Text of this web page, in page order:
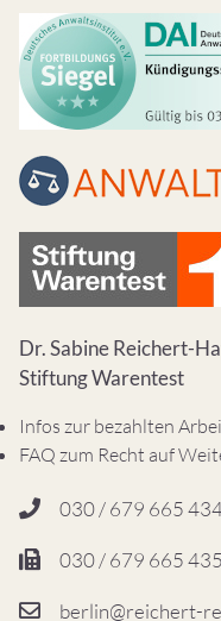
Dr. Sabine Reichert-
Stiftung Warentest
Infos zur bezahlten
FAQ zum Recht auf
030 / 679 665
030 / 679 665 435
berlin@reichert-